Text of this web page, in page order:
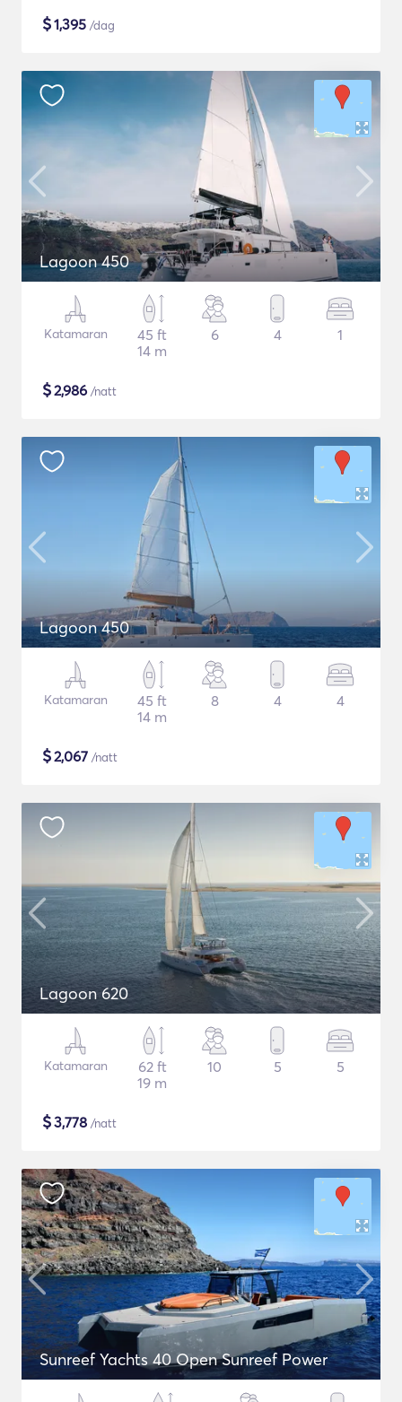
$1,395 /dag
Lagoon 450
Katamaran
45 ft
14 m
6 4 1
$2,986 /natt
Lagoon 450
Katamaran
45 ft
14 m
8 4 4
$2,067 /natt
Lagoon 620
Katamaran
62 ft
19 m
10 5 5
$3,778 /natt
Sunreef Yachts 40 Open Sunreef Power